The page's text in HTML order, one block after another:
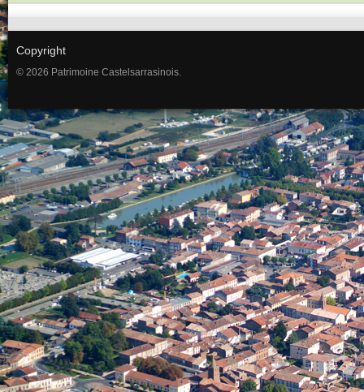
Copyright
© 2026 Patrimoine Castelsarrasinois.